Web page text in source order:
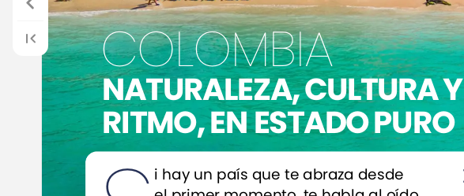
i hay un país que te abraza desde
NATURALEZA,CULTURAY
RITMO,ENESTADOPURO
COLOMBIA